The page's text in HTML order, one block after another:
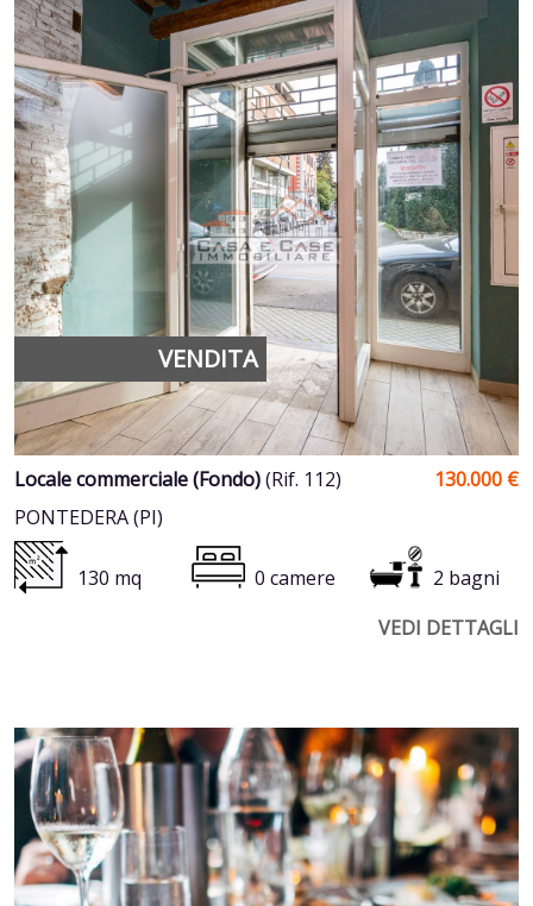
VENDITA
Locale commerciale (Fondo)(Rif. 112)
130.000 €
PONTEDERA (PI)
130 mq 0 camere
2 bagni
VEDI DETTAGLI